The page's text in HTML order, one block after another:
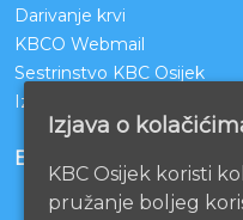
Darivanje krvi
KBCO Webmail
Sestrinstvo KBC Osijek
Izjava o pristupačnosti
BOLNICE PARTNERI
Izjava o
KBC Osijek koristi
pružanje boljeg